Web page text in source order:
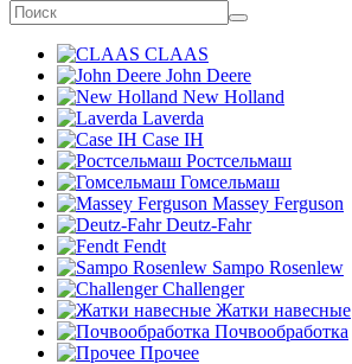
CLAAS
John Deere
New Holland
Laverda
Case IH
Ростсельмаш
Гомсельмаш
Massey Ferguson
Deutz-Fahr
Fendt
Sampo Rosenlew
Challenger
Жатки навесные
Почвообработка
Прочее